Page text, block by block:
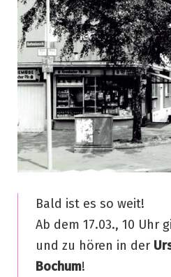
Bald ist es so weit!
Ab dem 17.03., 10 Uhr
und zu hören in der
Bochum!